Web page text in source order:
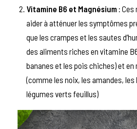
Vitamine B6 et Magnésium :
aider à atténuer les symptômes
que les crampes et les sautes
des aliments riches en vitamine
bananes et les pois chiches) et en
(comme les noix, les amandes,
légumes verts feuillus)